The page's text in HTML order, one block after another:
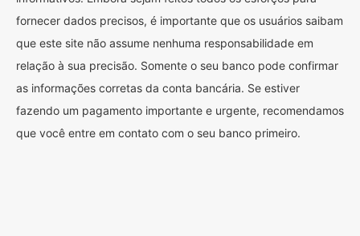
fornecer dados precisos, é importante que os usuários saibam
que este site não assume nenhuma responsabilidade em
relação à sua precisão. Somente o seu banco pode confirmar
as informações corretas da conta bancária. Se estiver
fazendo um pagamento importante e urgente, recomendamos
que você entre em contato com o seu banco primeiro.